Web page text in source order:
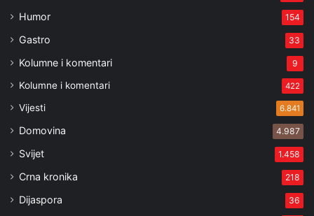
Humor 154
Gastro 33
Kolumne i komentari 9
Kolumne i komentari 422
Vijesti 6.841
Domovina 4.987
Svijet 1.458
Crna kronika 218
Dijaspora 36